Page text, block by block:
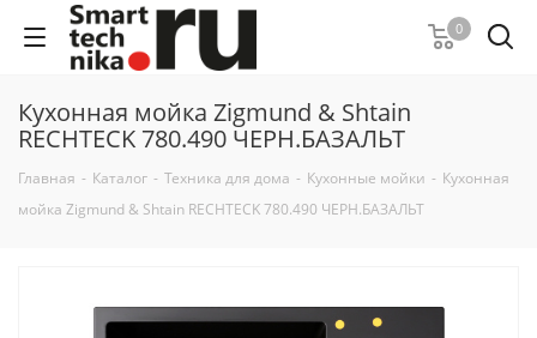
0
Кухонная мойка Zigmund & Shtain
RECHTECK 780.490 ЧЕРН.БАЗАЛЬТ
Главная - Каталог - Техника для дома - Кухонные мойки - Кухонная
мойка Zigmund & Shtain RECHTECK 780.490 ЧЕРН.БАЗАЛЬТ